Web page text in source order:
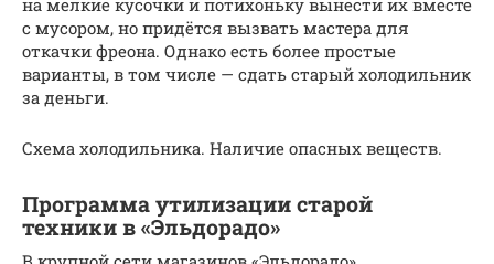
с мусором, но придётся вызвать мастера для
откачки фреона. Однако есть более простые
варианты, в том числе — сдать старый холодильник
за деньги.
Схема холодильника. Наличие опасных веществ.
Программа утилизации старой
техники в «Эльдорадо»